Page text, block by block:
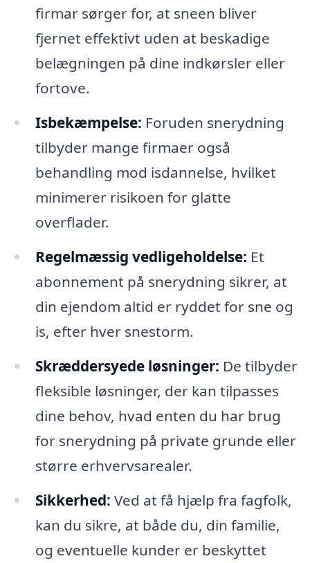
firmar sørger for, at sneen bliver
fjernet effektivt uden at beskadige
belægningen på dine indkørsler eller
fortove.
Isbekæmpelse: Foruden snerydning
tilbyder mange firmaer også
behandling mod isdannelse, hvilket
minimerer risikoen for glatte
overflader.
Regelmæssig vedligeholdelse: Et
abonnement på snerydning sikrer, at
din ejendom altid er ryddet for sne og
is, efter hver snestorm.
Skræddersyede løsninger: De tilbyder
fleksible løsninger, der kan tilpasses
dine behov, hvad enten du har brug
for snerydning på private grunde eller
større erhvervsarealer.
Sikkerhed: Ved at få hjælp fra fagfolk,
kan du sikre, at både du, din familie,
og eventuelle kunder er beskyttet